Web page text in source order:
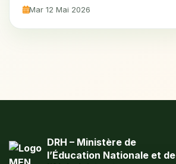
Mar 12 Mai 2026
DRH – Ministère de
l’Éducation Nationale et de